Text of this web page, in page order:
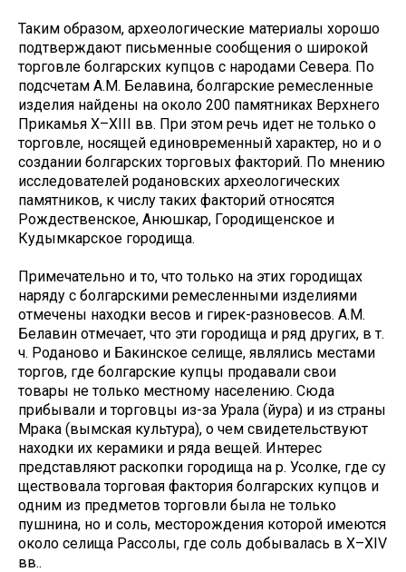
Таким образом, археологические материалы хорошо
подтверждают письменные сообщения о широкой
торговле болгарских купцов с народами Севера. По
подсчетам А.М. Белавина, болгарские ремесленные
изделия найдены на около 200 памятниках Верхнего
Прикамья X–XIII вв. При этом речь идет не только о
торговле, носящей единовременный характер, но и о
создании болгарских торговых факторий. По мнению
исследователей родановских археологических
памятников, к числу таких факторий относятся
Рождественское, Анюшкар, Городищенское и
Кудымкарское городища.
Примечательно и то, что только на этих городищах
наряду с болгарскими ремесленными изделиями
отмечены находки весов и гирек-разновесов. А.М.
Белавин отмечает, что эти городища и ряд других, в т.
ч. Роданово и Бакинское селище, являлись местами
торгов, где болгарские купцы продавали свои
товары не только местному населению. Сюда
прибывали и торговцы из-за Урала (йура) и из страны
Мрака (вымская культура), о чем свидетельствуют
находки их керамики и ряда вещей. Интерес
представляют раскопки городища на р. Усолке, где су
ществовала торговая фактория болгарских купцов и
одним из предметов торговли была не только
пушнина, но и соль, месторождения которой имеются
около селища Рассолы, где соль добывалась в X–XIV
вв..